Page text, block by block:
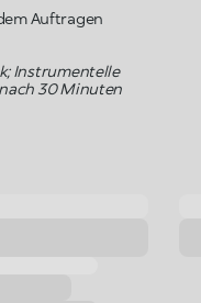
Instrumentelle
30 Minuten